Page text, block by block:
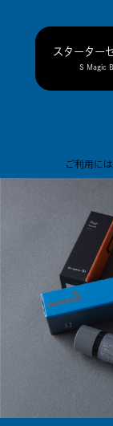
スターター
S Magic
ご利用に